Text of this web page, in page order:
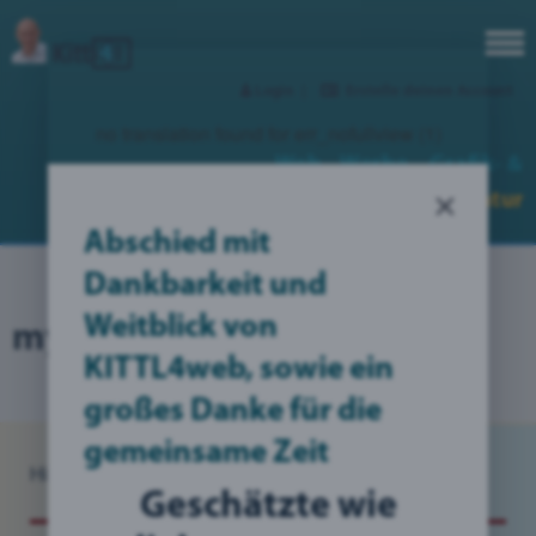
Web-, Werbe-,Grafik- &
Agentur
myBlog: Grafikdesign
Hier bin ich:
Abschied mit
Dankbarkeit und
Weitblick von
KITTL4web, sowie ein
großes Danke für die
gemeinsame Zeit
Geschätzte wie
×